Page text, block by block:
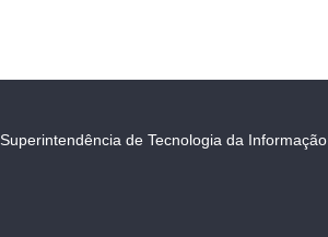
Superintendência de Tecnologia da Informação